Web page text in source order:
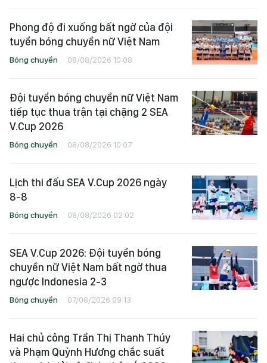
Phong độ đi xuống bất ngờ của đội
tuyển bóng chuyền nữ Việt Nam
Bóng chuyền 08/08/2026 10:08
Đội tuyển bóng chuyền nữ Việt Nam
tiếp tục thua trận tại chặng 2 SEA
V.Cup 2026
Bóng chuyền 08/08/2026 10:07
Lịch thi đấu SEA V.Cup 2026 ngày
8-8
Bóng chuyền 08/08/2026 02:02
SEA V.Cup 2026: Đội tuyển bóng
chuyền nữ Việt Nam bất ngờ thua
ngược Indonesia 2-3
Bóng chuyền 07/08/2026 09:13
Hai chủ công Trần Thị Thanh Thúy
và Phạm Quỳnh Hương chắc suất